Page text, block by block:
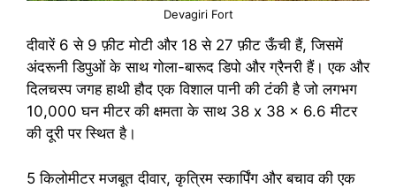
Devagiri Fort
दीवारें 6 से 9 फ़ीट मोटी और 18 से 27 फ़ीट ऊँची हैं, जिसमें
अंदरूनी डिपुओं के साथ गोला-बारूद डिपो और ग्रैनरी हैं। एक और
दिलचस्प जगह हाथी हौद एक विशाल पानी की टंकी है जो लगभग
10,000 घन मीटर की क्षमता के साथ 38 x 38 x 6.6 मीटर
की दूरी पर स्थित है।
5 किलोमीटर मजबूत दीवार, कृत्रिम स्कार्पिंग और बचाव की एक